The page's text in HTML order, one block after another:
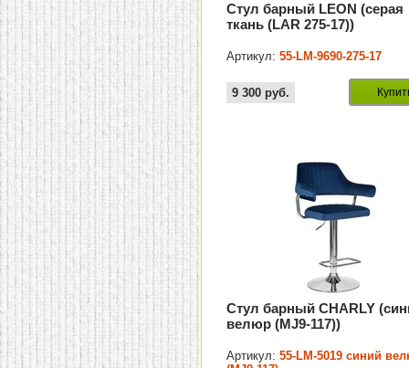
Стул барный LEON (серая
ткань (LAR 275-17))
Артикул:55-LM-9690-275-17
9 300 руб.
Стул барный CHARLY
велюр (MJ9-117))
Артикул:55-LM-5019 синий